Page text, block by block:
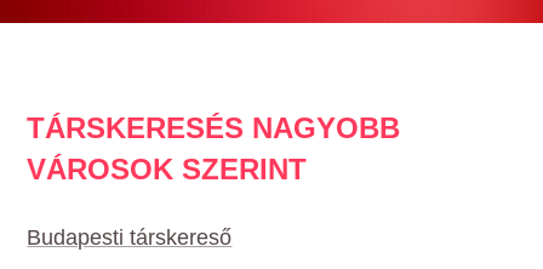
TÁRSKERESÉS NAGYOBB
VÁROSOK SZERINT
Budapesti társkereső